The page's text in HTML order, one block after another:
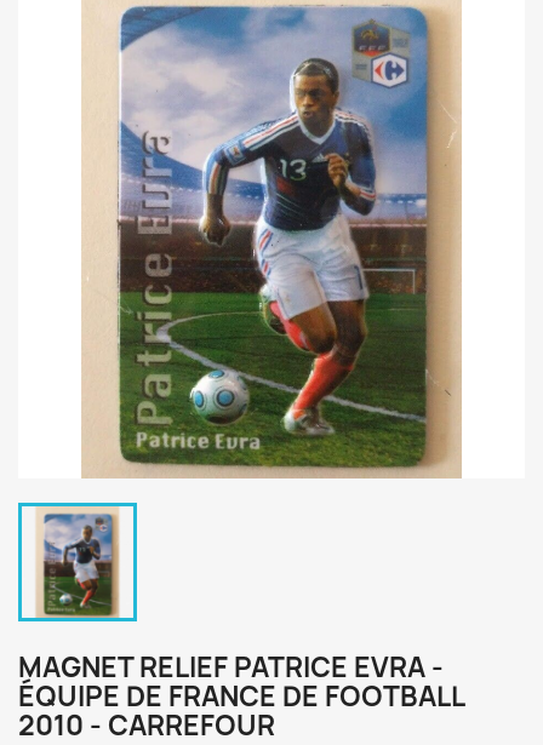
MAGNET RELIEF PATRICE EVRA -
ÉQUIPE DE FRANCE DE FOOTBALL
2010 - CARREFOUR